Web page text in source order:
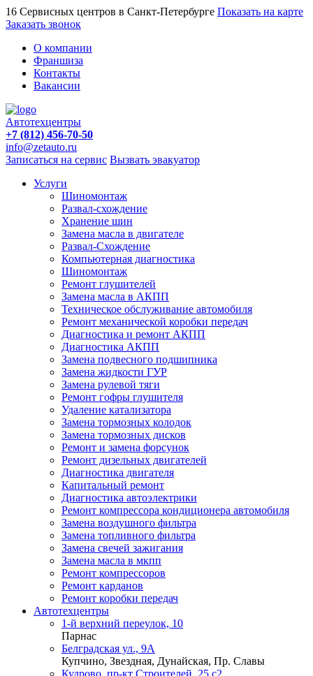
16 Сервисных центров в Санкт-Петербурге Показать на карте
Заказать звонок
О компании
Франшиза
Контакты
Вакансии
Автотехцентры
+7 (812) 456-70-50
info@zetauto.ru
Записаться на сервис Вызвать эвакуатор
Услуги
Шиномонтаж
Развал-схождение
Хранение шин
Замена масла в двигателе
Развал-Схождение
Компьютерная диагностика
Шиномонтаж
Ремонт глушителей
Замена масла в АКПП
Техническое обслуживание автомобиля
Ремонт механической коробки передач
Диагностика и ремонт АКПП
Диагностика АКПП
Замена подвесного подшипника
Замена жидкости ГУР
Замена рулевой тяги
Ремонт гофры глушителя
Удаление катализатора
Замена тормозных колодок
Замена тормозных дисков
Ремонт и замена форсунок
Ремонт дизельных двигателей
Диагностика двигателя
Капитальный ремонт
Диагностика автоэлектрики
Ремонт компрессора кондиционера автомобиля
Замена воздушного фильтра
Замена топливного фильтра
Замена свечей зажигания
Замена масла в мкпп
Ремонт компрессоров
Ремонт карданов
Ремонт коробки передач
Автотехцентры
1-й верхний переулок, 10
Парнас
Белградская ул., 9А
Купчино, Звездная, Дунайская, Пр. Славы
Кудрово, пр-кт Строителей, 25 с2